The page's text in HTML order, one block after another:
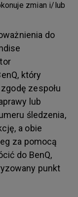
zmian i/lub
do
który
zespołu
lub
śledzenia,
a obie
za pomocą
do BenQ,
punkt